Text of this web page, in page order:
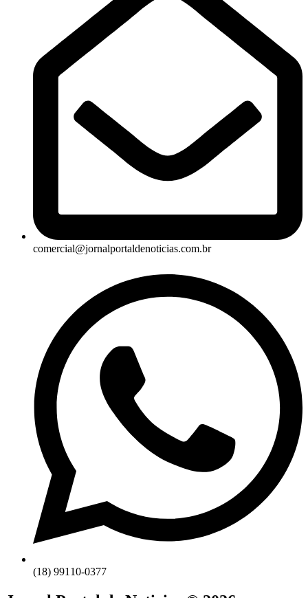
comercial@jornalportaldenoticias.com.br
(18) 99110-0377